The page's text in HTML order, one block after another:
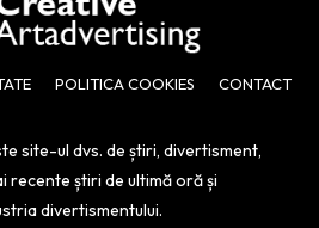
POLITICA COOKIES CONTACT
site-ul dvs. de știri, divertisment,
recente știri de ultimă oră și
divertismentului.